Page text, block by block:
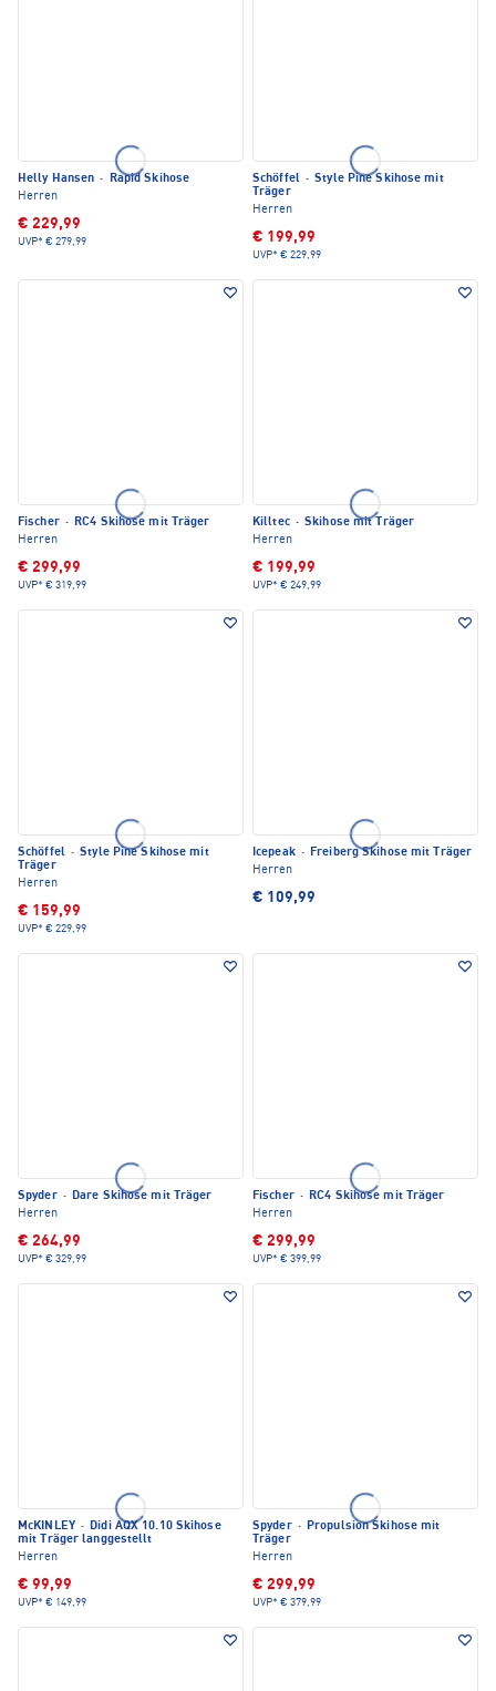
Helly Hansen ·
Rapid Skihose
Herren
€ 229,99
UVP* € 279,99
Schöffel · Style Pine Skihose mit
Träger
Herren
€ 199,99
UVP* € 229,99
Fischer · RC4 Skihose mit Träger
Herren
€ 299,99
UVP* € 319,99
Killtec · Skihose mit Träger
Herren
€ 199,99
UVP* € 249,99
Schöffel · Style Pine Skihose mit
Träger
Herren
€ 159,99
UVP* € 229,99
Icepeak · Freiberg Skihose mit Träger
Herren
€ 109,99
Spyder · Dare Skihose mit Träger
Herren
€ 264,99
UVP* € 329,99
Fischer · RC4 Skihose mit Träger
Herren
€ 299,99
UVP* € 399,99
McKINLEY · Didi AQX 10.10 Skihose
mit Träger langgestellt
Herren
€ 99,99
UVP* € 149,99
Spyder · Propulsion Skihose mit
Träger
Herren
€ 299,99
UVP* € 379,99